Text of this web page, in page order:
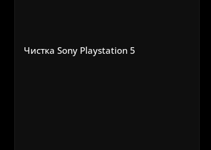
Чистка Sony Playstation 5